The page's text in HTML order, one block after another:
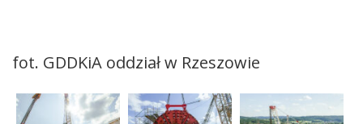
fot. GDDKiA oddział w Rzeszowie